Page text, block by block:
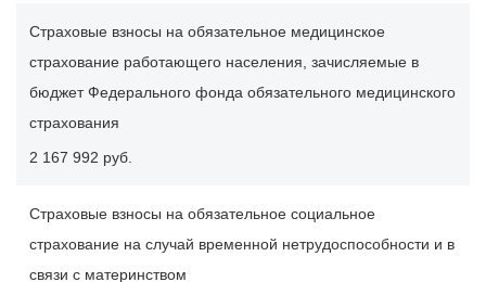
Страховые взносы на обязательное медицинское
страхование работающего населения, зачисляемые в
бюджет Федерального фонда обязательного медицинского
страхования
2 167 992 руб.
Страховые взносы на обязательное социальное
страхование на случай временной нетрудоспособности и в
связи с материнством